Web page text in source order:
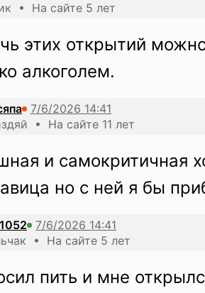
• На сайте 5 лет
этих открытий
алкоголем.
• На сайте 11 лет
и самокритичная
но с ней я бы
• На сайте 5 лет
пить и мне